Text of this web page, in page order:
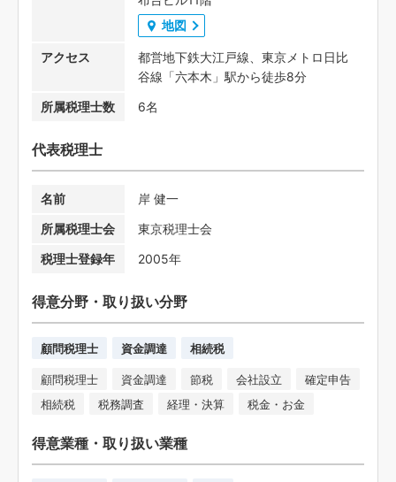
地図
アクセス
都営地下鉄大江戸線、東京メトロ日比
谷線「六本木」駅から徒歩8分
所属税理士数
6名
代表税理士
名前
岸 健一
所属税理士会
東京税理士会
税理士登録年
2005年
得意分野・取り扱い分野
顧問税理士 資金調達 相続税
顧問税理士 資金調達 節税 会社設立
確定申告
相続税
税務調査 経理・決算 税金・お金
得意業種・取り扱い業種